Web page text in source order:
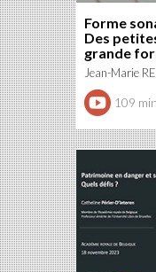
Forme
Des
grande
Jean-Marie
109